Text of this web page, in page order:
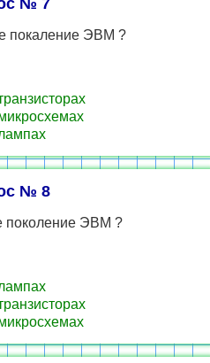
№ 7
покаление ЭВМ ?
№ 8
поколение ЭВМ ?